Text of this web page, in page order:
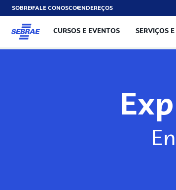
SOBREFALE CONOSCOENDEREÇOS
CURSOS E EVENTOS SERVIÇOS